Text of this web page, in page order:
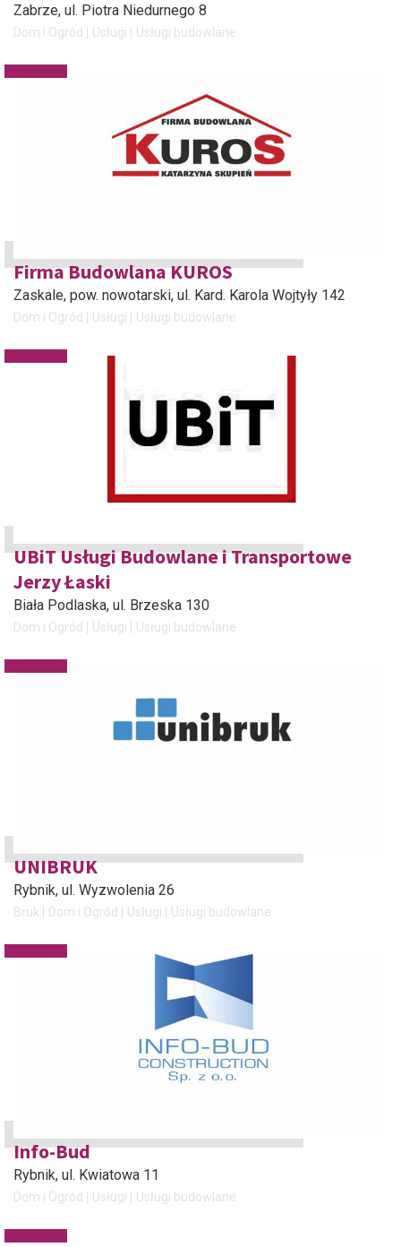
Zabrze, ul. Piotra Niedurnego 8
Dom i Ogród Usługi Usługi budowlane
Firma Budowlana KUROS
Zaskale, pow. nowotarski, ul. Kard. Karola Wojtyły 142
Dom i Ogród Usługi Usługi budowlane
UBiT Usługi Budowlane i Transportowe
Jerzy Łaski
Biała Podlaska, ul. Brzeska 130
Dom i Ogród Usługi Usługi budowlane
UNIBRUK
Rybnik, ul. Wyzwolenia 26
Bruk Dom i Ogród Usługi Usługi budowlane
Info-Bud
Rybnik, ul. Kwiatowa 11
Dom i Ogród Usługi Usługi budowlane